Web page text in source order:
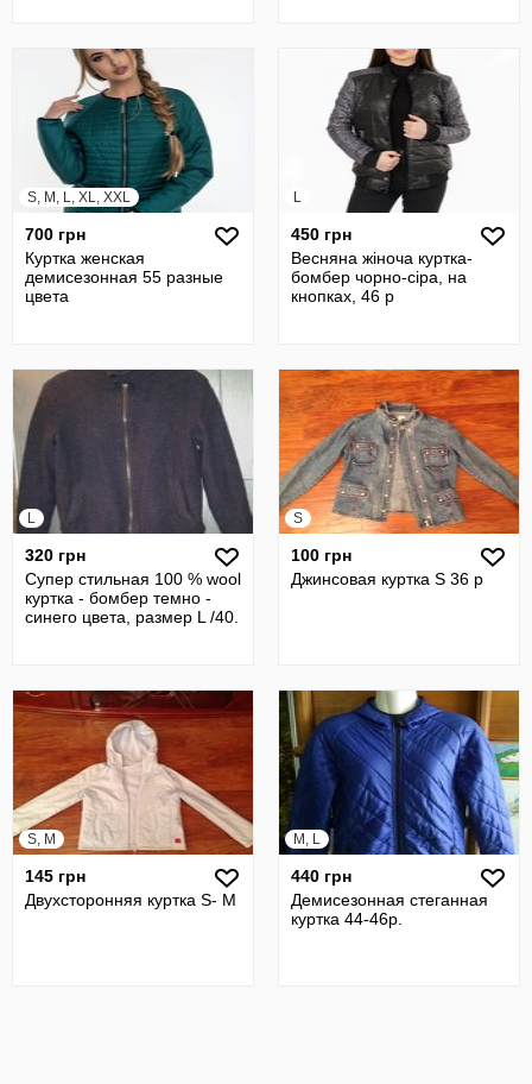
S, M, L, XL, XXL
700 грн
Куртка женская
демисезонная 55 разные
цвета
L
450 грн
Весняна жіноча куртка-
бомбер чорно-сіра, на
кнопках, 46 р
L
320 грн
Супер стильная 100 % wool
куртка - бомбер темно -
синего цвета, размер L /40.
S
100 грн
Джинсовая куртка S 36 р
S, M
145 грн
Двухсторонняя куртка S- M
M, L
440 грн
Демисезонная стеганная
куртка 44-46р.